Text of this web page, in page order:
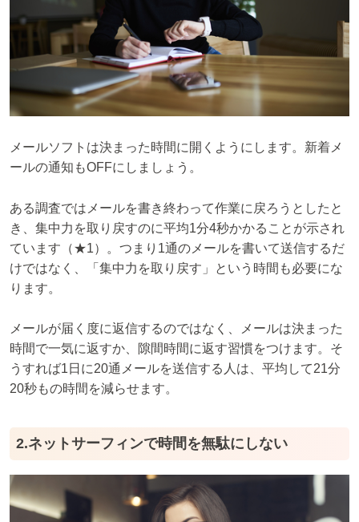
メールソフトは決まった時間に開くようにします。新着メ
ールの通知もOFFにしましょう。
ある調査ではメールを書き終わって作業に戻ろうとしたと
き、集中力を取り戻すのに平均1分4秒かかることが示され
ています（★1）。つまり1通のメールを書いて送信するだ
けではなく、「集中力を取り戻す」という時間も必要にな
ります。
メールが届く度に返信するのではなく、メールは決まった
時間で一気に返すか、隙間時間に返す習慣をつけます。そ
うすれば1日に20通メールを送信する人は、平均して21分
20秒もの時間を減らせます。
2.ネットサーフィンで時間を無駄にしない